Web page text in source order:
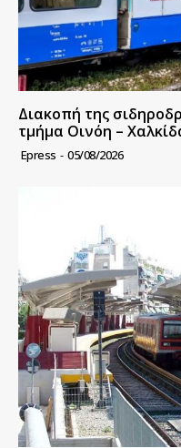
Διακοπή της
τμήμα Οινόη –
Epress - 05/08/2026